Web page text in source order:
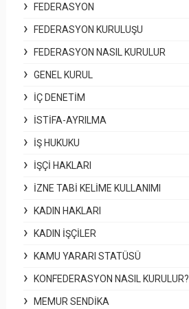
FEDERASYON
FEDERASYON KURULUŞU
FEDERASYON NASIL KURULUR
GENEL KURUL
İÇ DENETIM
İSTIFA-AYRILMA
İŞ HUKUKU
İŞÇI HAKLARI
İZNE TABI KELIME KULLANIMI
KADIN HAKLARI
KADIN İŞÇILER
KAMU YARARI STATÜSÜ
KONFEDERASYON NASIL KURULUR?
MEMUR SENDIKA